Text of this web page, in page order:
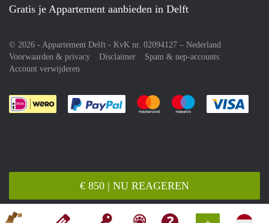
€ 850 | NU REAGEREN
Gratis je Appartement aanbieden in Delft
© 2026 - Appartement Delft - KvK nr. 02094127 – Nederland
Voorwaarden & privacy
Disclaimer
Spam & nep-accounts
Account verwijderen
Je rekent gemakkelijk af met Paypal
Je rekent gemakkelijk af met
Je rekent